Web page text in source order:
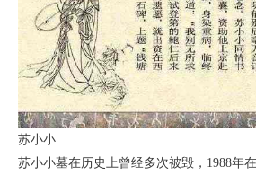
苏小小
苏小小墓在历史上曾经多次被毁，1988年